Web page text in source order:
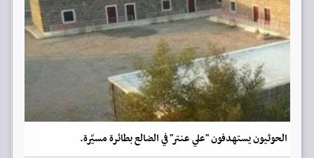
الحوثيون يستهدفون "علي عنتر" في الضالع بطائرة مسيّرة.